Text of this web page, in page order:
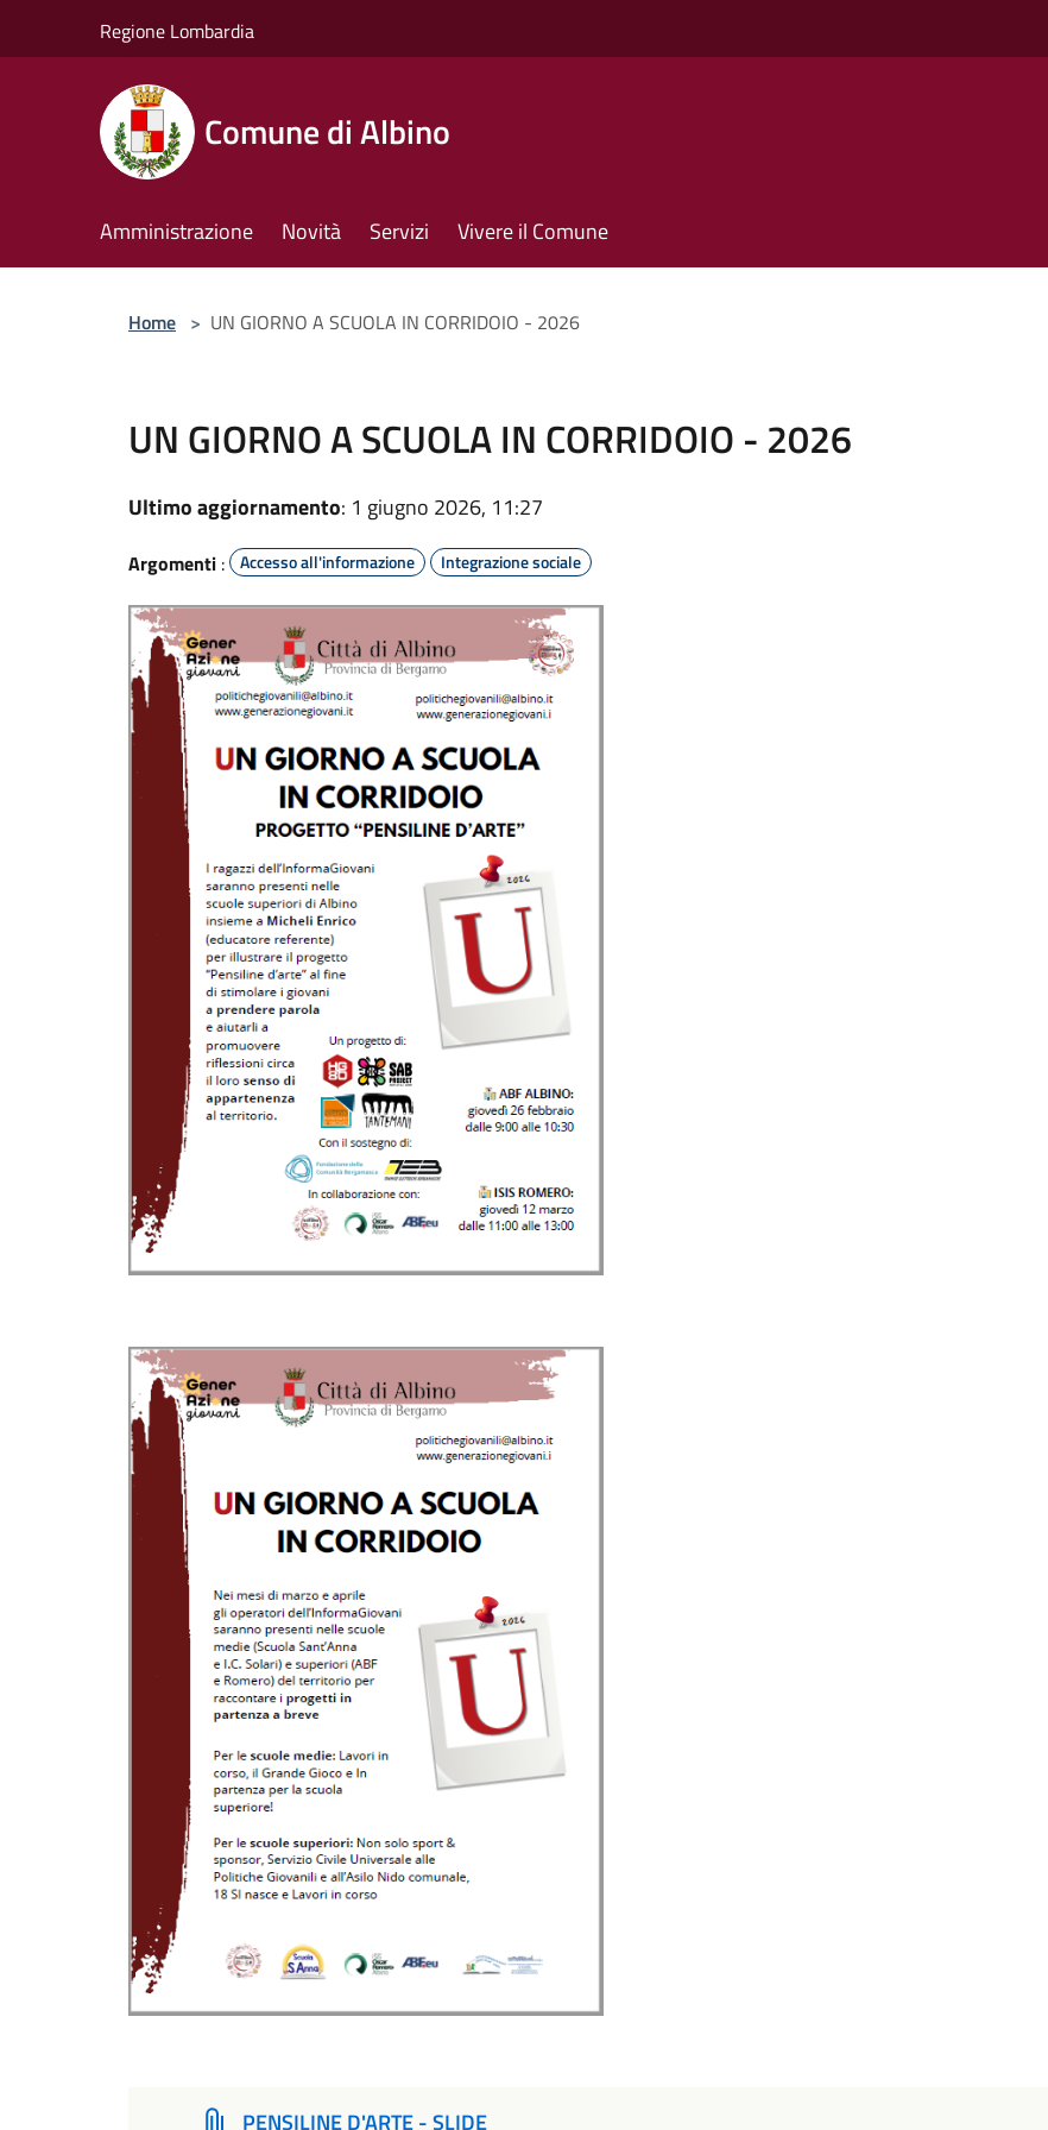
Regione Lombardia
Comune di Albino
Amministrazione Novità Servizi Vivere il Comune
Home > UN GIORNO A SCUOLA IN CORRIDOIO - 2026
UN GIORNO A SCUOLA IN CORRIDOIO - 2026
Ultimo aggiornamento: 1 giugno 2026, 11:27
Argomenti : Accesso all'informazione Integrazione sociale
PENSILINE D'ARTE - SLIDE